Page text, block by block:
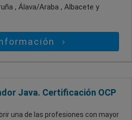
, Álava/Araba , Albacete y
Java. Certificación OCP
una de las profesiones con mayor